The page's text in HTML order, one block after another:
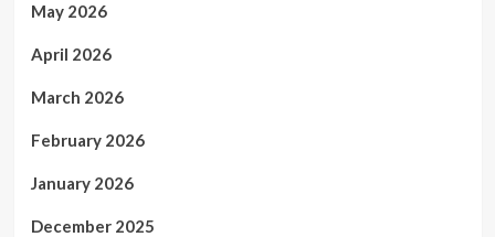
May 2026
April 2026
March 2026
February 2026
January 2026
December 2025